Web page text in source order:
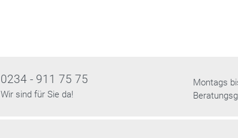
0234 - 911 75 75
Wir sind für Sie da!
Montags